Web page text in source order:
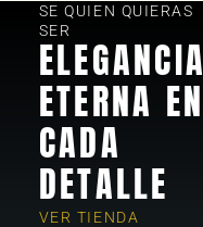
SE QUIEN QUIERAS
SER
ELEGANCIA
ETERNA EN
CADA
DETALLE
VER TIENDA